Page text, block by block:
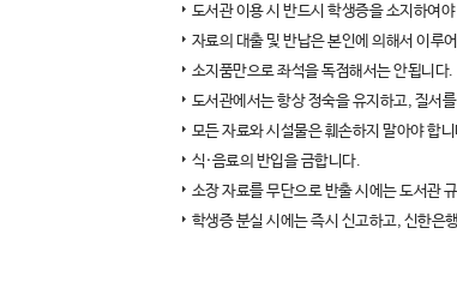
도서관 이용 시 반드시 학생증을 소지하여
자료의 대출 및 반납은 본인에 의해서 이루
소지품만으로 좌석을 독점해서는 안됩니다.
도서관에서는 항상 정숙을 유지하고, 질서
모든 자료와 시설물은 훼손하지 말아야 합
식·음료의 반입을 금합니다.
소장 자료를 무단으로 반출 시에는 도서관
학생증 분실 시에는 즉시 신고하고, 신한은